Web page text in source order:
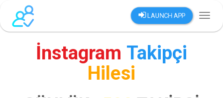
LAUNCH APP
İnstagram Takipçi
Hilesi